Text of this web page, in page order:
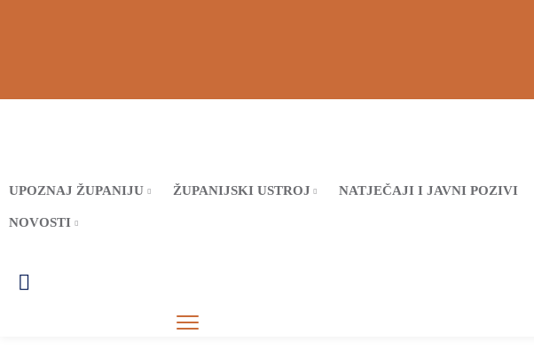
UPOZNAJ ŽUPANIJU ŽUPANIJSKI USTROJ NATJEČAJI I JAVNI POZIVI
NOVOSTI